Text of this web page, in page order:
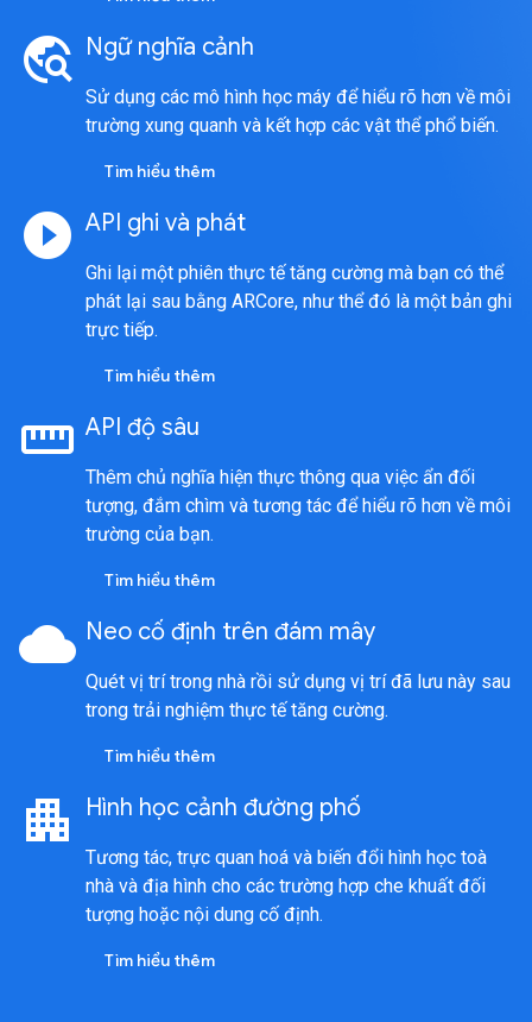
travel_explore Ngữ nghĩa cảnh
Sử dụng các mô hình học máy để hiểu rõ hơn về môi
trường xung quanh và kết hợp các vật thể phổ biến.
Tìm hiểu thêm
play_circle_filled API ghi và phát
Ghi lại một phiên thực tế tăng cường mà bạn có thể
phát lại sau bằng ARCore, như thể đó là một bản ghi
trực tiếp.
Tìm hiểu thêm
straighten API độ sâu
Thêm chủ nghĩa hiện thực thông qua việc ẩn đối
tượng, đắm chìm và tương tác để hiểu rõ hơn về môi
trường của bạn.
Tìm hiểu thêm
cloud Neo cố định trên đám mây
Quét vị trí trong nhà rồi sử dụng vị trí đã lưu này sau
trong trải nghiệm thực tế tăng cường.
Tìm hiểu thêm
apartment Hình học cảnh đường phố
Tương tác, trực quan hoá và biến đổi hình học toà
nhà và địa hình cho các trường hợp che khuất đối
tượng hoặc nội dung cố định.
Tìm hiểu thêm